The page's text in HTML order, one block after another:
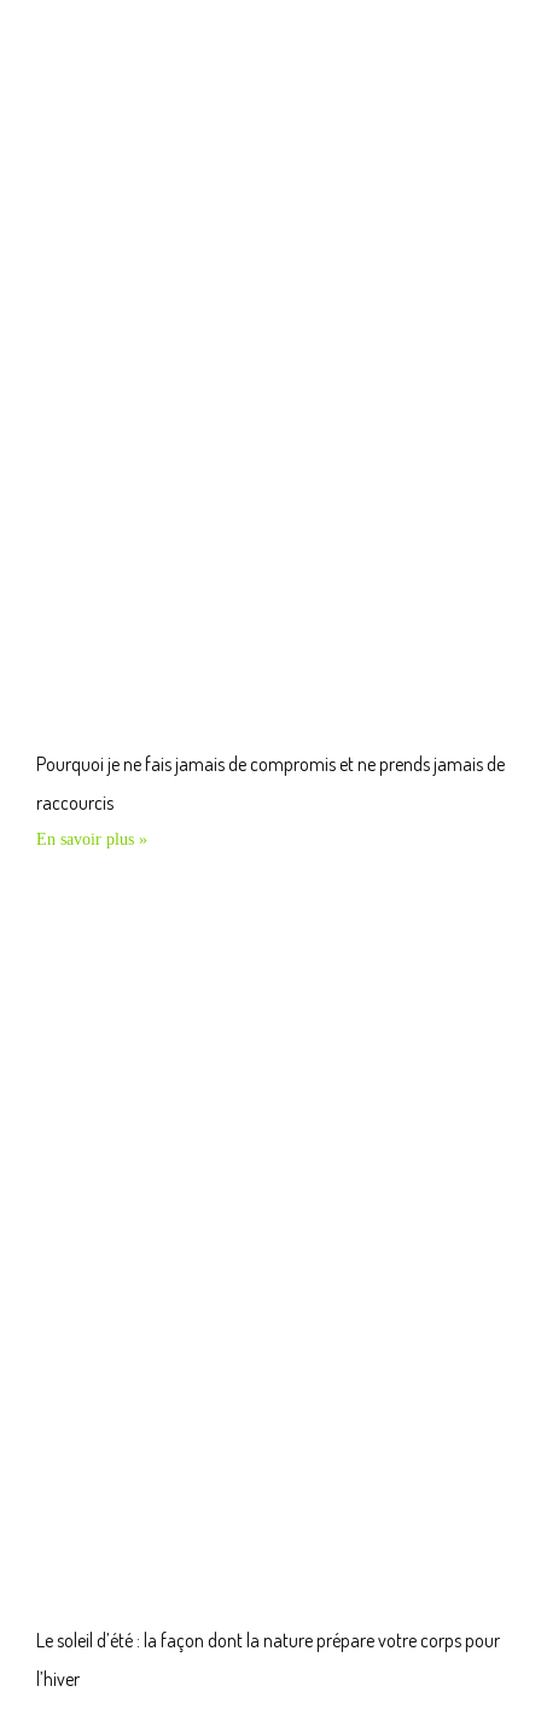
Pourquoi je ne fais jamais de compromis et ne prends jamais de
raccourcis
En savoir plus »
Le soleil d’été : la façon dont la nature prépare votre corps pour
l’hiver